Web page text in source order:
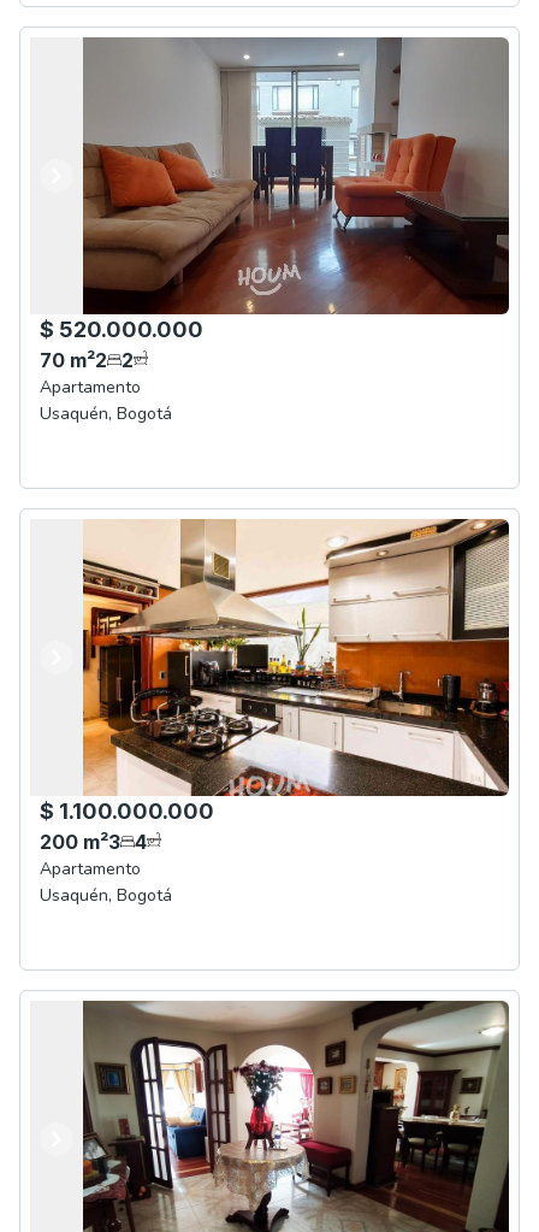
Anterior
Siguiente
$ 520.000.000
70 m²2 2
Apartamento
Usaquén, Bogotá
Anterior
Siguiente
$ 1.100.000.000
200 m²3 4
Apartamento
Usaquén, Bogotá
Anterior
Siguiente